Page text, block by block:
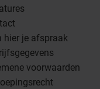
hier je afspraak
voorwaarden